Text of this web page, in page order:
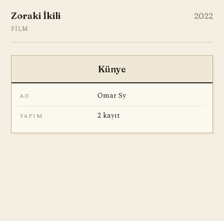
Zoraki İkili 2022
FILM
Künye
AD Omar Sy
YAPIM 2 kayıt